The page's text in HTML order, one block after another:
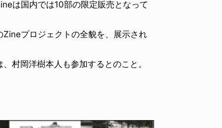
は国内では10部の限定販売となって
プロジェクトの全貌を、展示され
村岡洋樹本人も参加するとのこと。